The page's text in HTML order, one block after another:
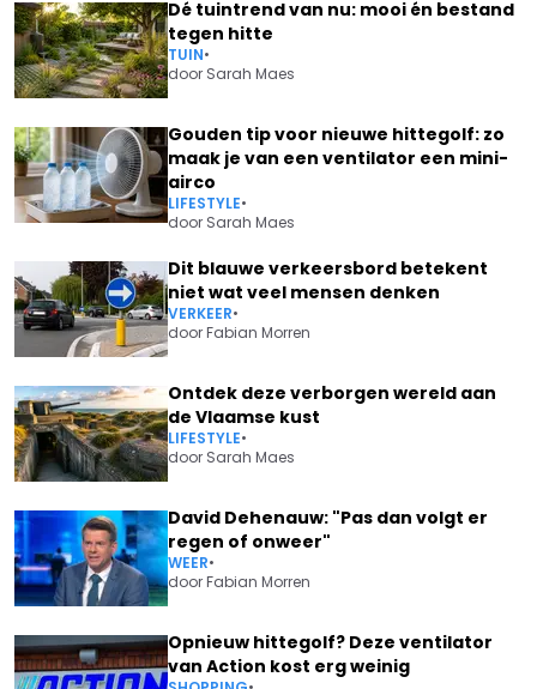
Dé tuintrend van nu: mooi én bestand
tegen hitte
TUIN•
door Sarah Maes
Gouden tip voor nieuwe hittegolf: zo
maak je van een ventilator een mini-
airco
LIFESTYLE•
door Sarah Maes
Dit blauwe verkeersbord betekent
niet wat veel mensen denken
VERKEER•
doorFabian Morren
Ontdek deze verborgen wereld aan
de Vlaamse kust
LIFESTYLE•
door Sarah Maes
David Dehenauw: "Pas dan volgt er
regen of onweer"
WEER•
doorFabian Morren
Opnieuw hittegolf? Deze ventilator
van Action kost erg weinig